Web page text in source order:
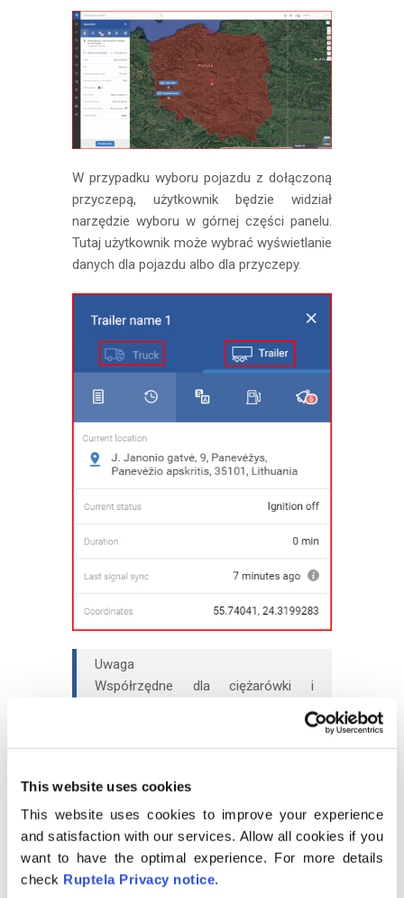
This website uses cookies
This website uses cookies to improve your experience
and satisfaction with our services. Allow all cookies if you
want to have the optimal experience. For more details
check Ruptela Privacy notice.
W przypadku wyboru pojazdu z dołączoną
przyczepą, użytkownik będzie widział
narzędzie wyboru w górnej części panelu.
Tutaj użytkownik może wybrać wyświetlanie
danych dla pojazdu albo dla przyczepy.
Uwaga
Współrzędne dla ciężarówki i
przyczepy mogą się różnić ze
względu na różne warunki
ukształtowania terenu, inne miejsce
niewielkie, ale mogą wystąpić.
Oprócz rozszerzonych informacji można
przeglądać szczegóły pojazdu. W tym celu
należy kliknąć przycisk „Szczegóły pojazdu”